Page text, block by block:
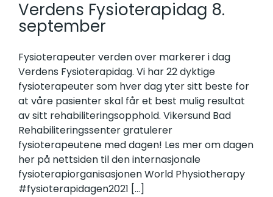
Verdens Fysioterapidag 8.
september
Fysioterapeuter verden over markerer i dag
Verdens Fysioterapidag. Vi har 22 dyktige
fysioterapeuter som hver dag yter sitt beste for
at våre pasienter skal får et best mulig resultat
av sitt rehabiliteringsopphold. Vikersund Bad
Rehabiliteringssenter gratulerer
fysioterapeutene med dagen! Les mer om dagen
her på nettsiden til den internasjonale
fysioterapiorganisasjonen World Physiotherapy
#fysioterapidagen2021 [...]